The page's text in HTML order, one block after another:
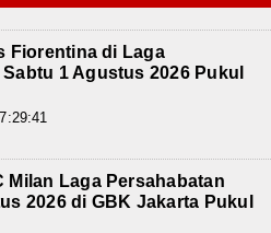
Fiorentina di Laga
1 Agustus 2026 Pukul
Milan Laga Persahabatan
2026 di GBK Jakarta Pukul